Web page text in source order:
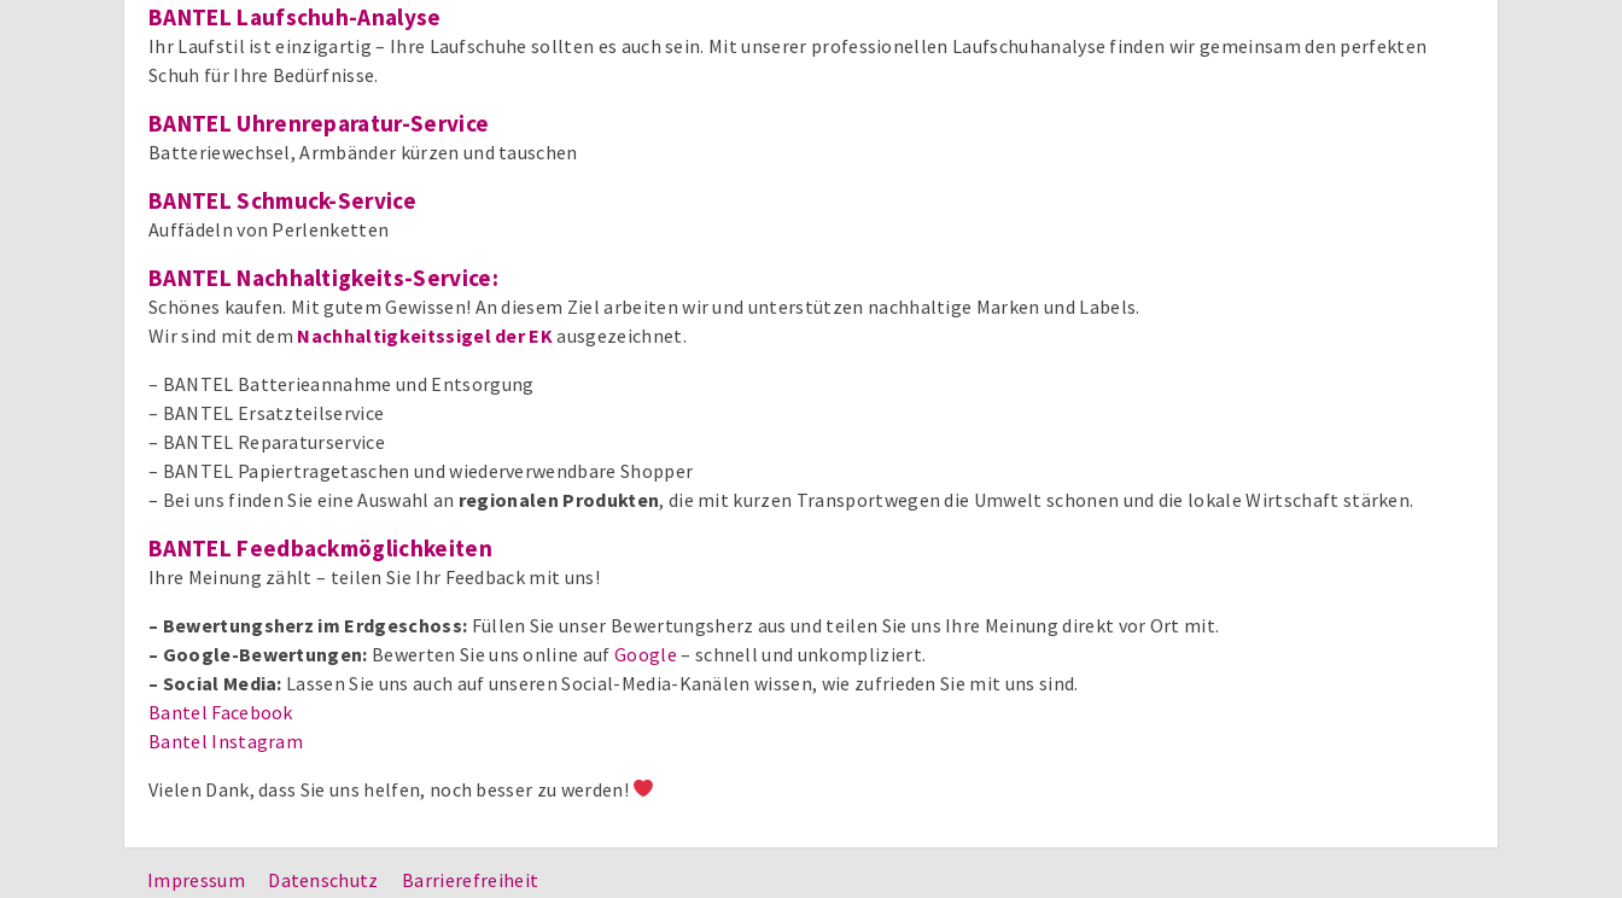
BANTEL Laufschuh-Analyse
Ihr Laufstil ist einzigartig – Ihre Laufschuhe sollten es auch sein. Mit unserer professionellen Laufschuhanalyse finden wir gemeinsam den perfekten
Schuh für Ihre Bedürfnisse.
BANTEL Uhrenreparatur-Service
Batteriewechsel, Armbänder kürzen und tauschen
BANTEL Schmuck-Service
Auffädeln von Perlenketten
BANTEL Nachhaltigkeits-Service:
Schönes kaufen. Mit gutem Gewissen! An diesem Ziel arbeiten wir und unterstützen nachhaltige Marken und Labels.
Wir sind mit dem Nachhaltigkeitssigel der EKausgezeichnet.
– BANTEL Batterieannahme und Entsorgung
– BANTEL Ersatzteilservice
– BANTEL Reparaturservice
– BANTEL Papiertragetaschen und wiederverwendbare Shopper
– Bei uns finden Sie eine Auswahl an regionalen Produkten, die mit kurzen Transportwegen die Umwelt schonen und die lokale Wirtschaft stärken.
BANTEL Feedbackmöglichkeiten
Ihre Meinung zählt – teilen Sie Ihr Feedback mit uns!
– Bewertungsherz im Erdgeschoss: Füllen Sie unser Bewertungsherz aus und teilen Sie uns Ihre Meinung direkt vor Ort mit.
– Google-Bewertungen: Bewerten Sie uns online aufGoogle – schnell und unkompliziert.
– Social Media: Lassen Sie uns auch auf unseren Social-Media-Kanälen wissen, wie zufrieden Sie mit uns sind.
Bantel Facebook
Bantel Instagram
Vielen Dank, dass Sie uns helfen, noch besser zu werden!
Impressum Datenschutz Barrierefreiheit